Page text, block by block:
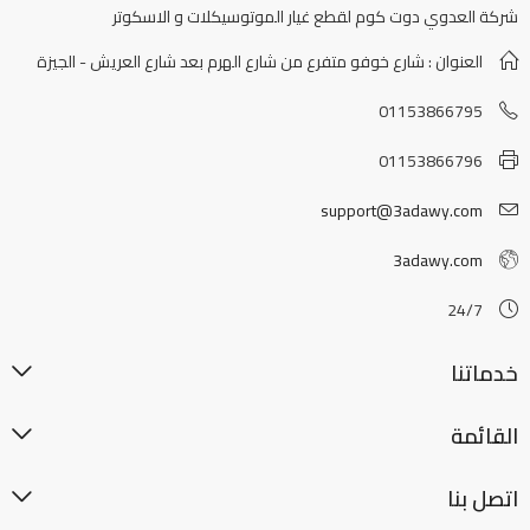
شركة العدوي دوت كوم لقطع غيار الموتوسيكلات و الاسكوتر
العنوان : شارع خوفو متفرع من شارع الهرم بعد شارع العريش - الجيزة
01153866795
01153866796
support@3adawy.com
3adawy.com
24/7
خدماتنا
القائمة
اتصل بنا